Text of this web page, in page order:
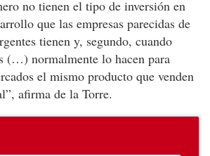
no tienen el tipo de inversión en
que las empresas parecidas de
tienen y, segundo, cuando
(…) normalmente lo hacen para
el mismo producto que venden
afirma de la Torre.